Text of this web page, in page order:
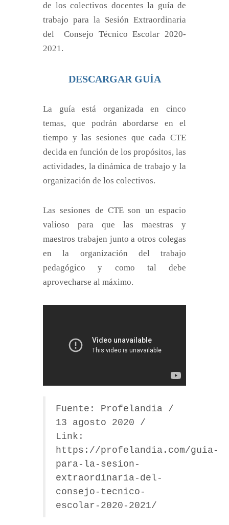
de los colectivos docentes la guía de
trabajo para la Sesión Extraordinaria
del Consejo Técnico Escolar 2020-
2021.
DESCARGAR GUÍA
La guía está organizada en cinco
temas, que podrán abordarse en el
tiempo y las sesiones que cada CTE
decida en función de los propósitos, las
actividades, la dinámica de trabajo y la
organización de los colectivos.
Las sesiones de CTE son un espacio
valioso para que las maestras y
maestros trabajen junto a otros colegas
en la organización del trabajo
pedagógico y como tal debe
aprovecharse al máximo.
Fuente: Profelandia /
13 agosto 2020 /
Link:
https://profelandia.com/guia-
para-la-sesion-
extraordinaria-del-
consejo-tecnico-
escolar-2020-2021/